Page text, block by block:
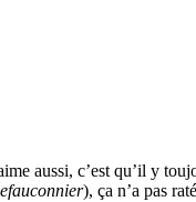
aussi, c’est qu’il y
), ça n’a pas